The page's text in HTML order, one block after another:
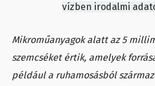
vízben irodalmi
Mikroműanyagok alatt az 5
szemcséket értik, amelyek
például a ruhamosásból